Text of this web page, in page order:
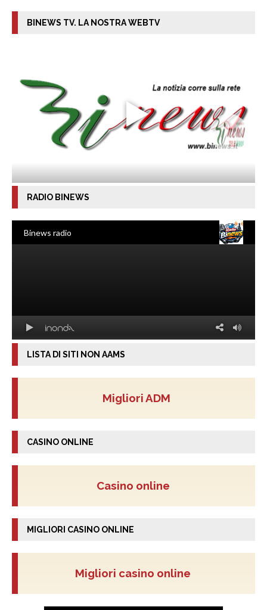
BINEWS TV. LA NOSTRA WEBTV
RADIO BINEWS
LISTA DI SITI NON AAMS
Migliori ADM
CASINO ONLINE
Casino online
MIGLIORI CASINO ONLINE
Migliori casino online